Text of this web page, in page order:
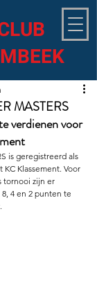
MASTERS
verdienen voor
is geregistreerd als
KC Klassement. Voor
tornooi zijn er
8, 4 en 2 punten te